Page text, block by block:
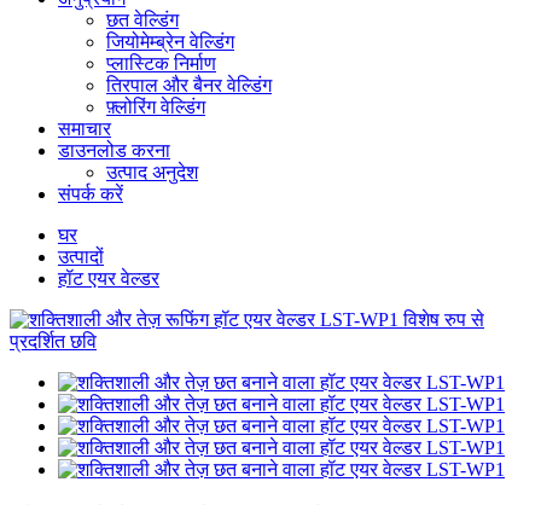
छत वेल्डिंग
जियोमेम्ब्रेन वेल्डिंग
प्लास्टिक निर्माण
तिरपाल और बैनर वेल्डिंग
फ़्लोरिंग वेल्डिंग
समाचार
डाउनलोड करना
उत्पाद अनुदेश
संपर्क करें
घर
उत्पादों
हॉट एयर वेल्डर